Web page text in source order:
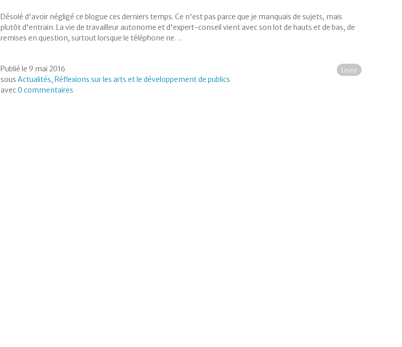
Désolé d'avoir négligé ce blogue ces derniers temps. Ce n'est pas parce que je manquais de sujets, mais
plutôt d'entrain. La vie de travailleur autonome et d'expert-conseil vient avec son lot de hauts et de bas, de
remises en question, surtout lorsque le téléphone ne…
Publié le 9 mai 2016
sousActualités,Réflexions sur les arts et le développement de publics
avec0 commentaires
Lisez